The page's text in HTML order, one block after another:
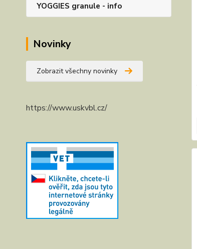
YOGGIES granule - info
Novinky
Zobrazit všechny novinky
https://www.uskvbl.cz/